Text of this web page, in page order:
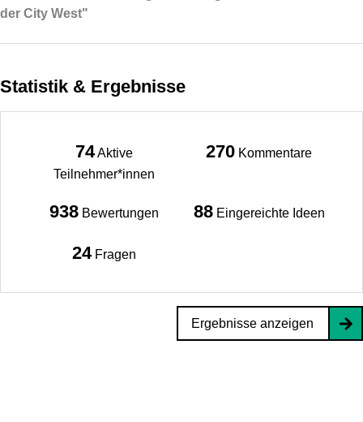
der City West"
Statistik & Ergebnisse
74Aktive
Teilnehmer*innen
270 Kommentare
938 Bewertungen 88 Eingereichte Ideen
24 Fragen
Ergebnisse anzeigen